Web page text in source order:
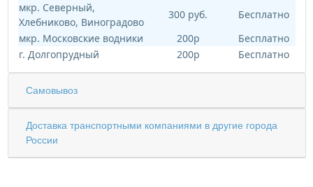
мкр. Северный,
Хлебниково, Виноградово
300 руб.
Бесплатно
мкр. Московские водники
200р
Бесплатно
г. Долгопрудный
200р Бесплатно
Самовывоз
Доставка транспортными компаниями в другие города
России